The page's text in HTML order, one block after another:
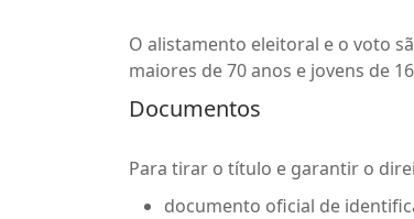
O alistamento eleitoral e o voto
maiores de 70 anos e jovens de
Documentos
Para tirar o título e garantir o
documento oficial de